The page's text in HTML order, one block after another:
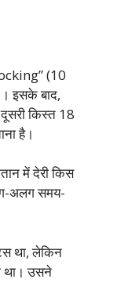
(10
। इसके बाद,
किस्त 18
है।
में देरी किस
अलग समय-
था, लेकिन
था। उसने